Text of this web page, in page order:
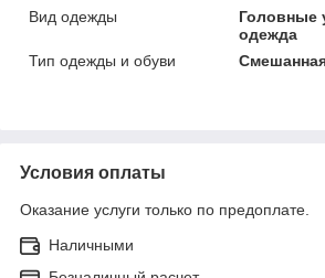
Вид одежды
Головные
одежда
Тип одежды и обуви
Условия оплаты
Оказание услуги только по предоплате.
Наличными